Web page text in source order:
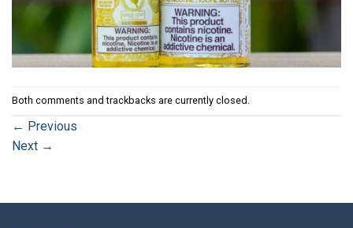
Both comments and trackbacks are currently closed.
← Previous
Next →